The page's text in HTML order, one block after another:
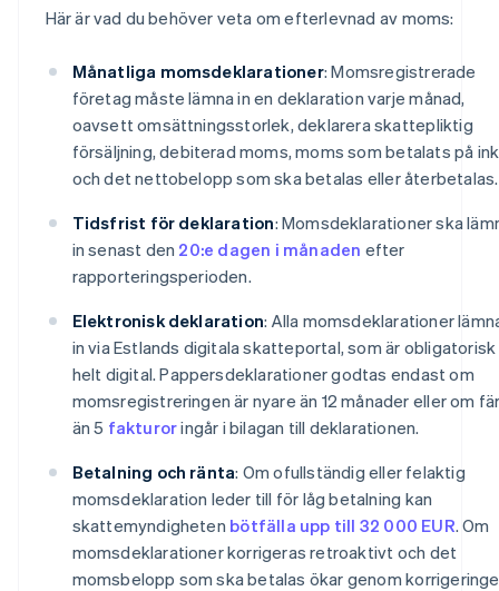
Här är vad du behöver veta om efterlevnad av moms:
Månatliga momsdeklarationer: Momsregistrerade
företag måste lämna in en deklaration varje månad,
oavsett omsättningsstorlek, deklarera skattepliktig
försäljning, debiterad moms, moms som betalats på
och det nettobelopp som ska betalas eller återbetalas.
Tidsfrist för deklaration: Momsdeklarationer ska
in senast den 20:e dagen i månaden efter
rapporteringsperioden.
Elektronisk deklaration: Alla momsdeklarationer
in via Estlands digitala skatteportal, som är
helt digital. Pappersdeklarationer godtas endast om
momsregistreringen är nyare än 12 månader eller om
än 5 fakturoringår i bilagan till deklarationen.
Betalning och ränta: Om ofullständig eller felaktig
momsdeklaration leder till för låg betalning kan
skattemyndigheten bötfälla upp till 32 000 EUR. Om
momsdeklarationer korrigeras retroaktivt och det
momsbelopp som ska betalas ökar genom